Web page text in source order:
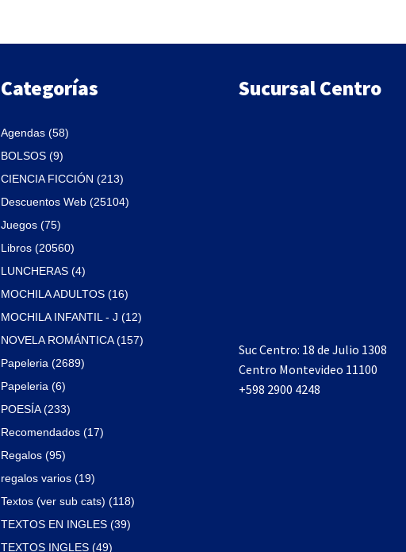
Categorías
Agendas (58)
BOLSOS (9)
CIENCIA FICCIÓN (213)
Descuentos Web (25104)
Juegos (75)
Libros (20560)
LUNCHERAS (4)
MOCHILA ADULTOS (16)
MOCHILA INFANTIL - J (12)
NOVELA ROMÁNTICA (157)
Papeleria (2689)
Papeleria (6)
POESÍA (233)
Recomendados (17)
Regalos (95)
regalos varios (19)
Textos (ver sub cats) (118)
TEXTOS EN INGLES (39)
TEXTOS INGLES (49)
Sucursal Centro
Suc Centro: 18 de Julio 1308
Centro Montevideo 11100
+598 2900 4248